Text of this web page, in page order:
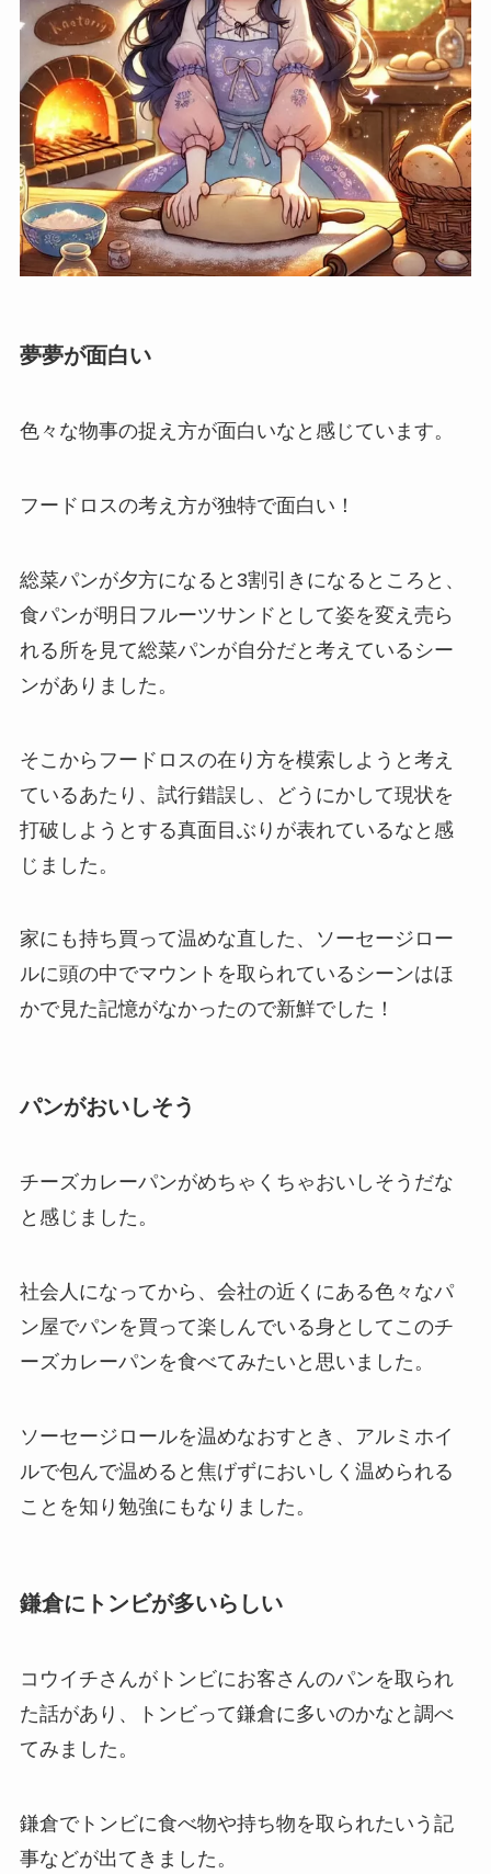
夢夢が面白い
色々な物事の捉え方が面白いなと感じています。
フードロスの考え方が独特で面白い！
総菜パンが夕方になると3割引きになるところと、
食パンが明日フルーツサンドとして姿を変え売ら
れる所を見て総菜パンが自分だと考えているシー
ンがありました。
そこからフードロスの在り方を模索しようと考え
ているあたり、試行錯誤し、どうにかして現状を
打破しようとする真面目ぶりが表れているなと感
じました。
家にも持ち買って温めな直した、ソーセージロー
ルに頭の中でマウントを取られているシーンはほ
かで見た記憶がなかったので新鮮でした！
パンがおいしそう
チーズカレーパンがめちゃくちゃおいしそうだな
と感じました。
社会人になってから、会社の近くにある色々なパ
ン屋でパンを買って楽しんでいる身としてこのチ
ーズカレーパンを食べてみたいと思いました。
ソーセージロールを温めなおすとき、アルミホイ
ルで包んで温めると焦げずにおいしく温められる
ことを知り勉強にもなりました。
鎌倉にトンビが多いらしい
コウイチさんがトンビにお客さんのパンを取られ
た話があり、トンビって鎌倉に多いのかなと調べ
てみました。
鎌倉でトンビに食べ物や持ち物を取られたいう記
事などが出てきました。